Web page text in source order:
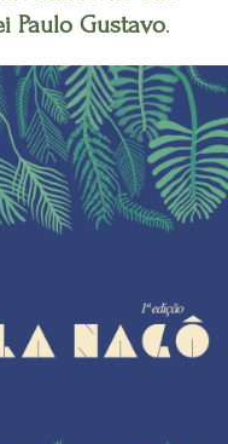
Paulo Gustavo.